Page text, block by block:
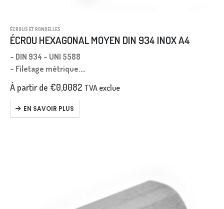
ÉCROUS ET RONDELLES
ÉCROU HEXAGONAL MOYEN DIN 934 INOX A4
– DIN 934 – UNI 5588
– Filetage métrique.
– Pas gros.
À partir de €0,0082 TVA exclue
EN SAVOIR PLUS